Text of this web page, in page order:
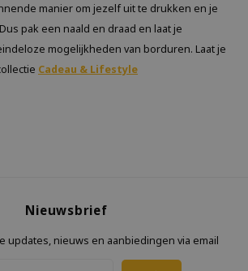
manier om jezelf uit te drukken en je
pak een naald en draad en laat je
mogelijkheden van borduren. Laat je
Cadeau & Lifestyle
Nieuwsbrief
updates, nieuws en aanbiedingen via email